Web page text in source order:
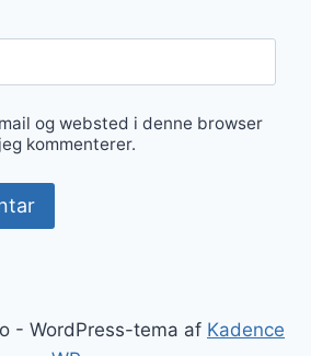
og websted i denne browser
kommenterer.
- WordPress-tema af Kadence